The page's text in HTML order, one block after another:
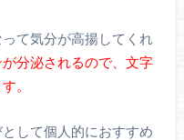
て気分が高揚してくれ
分泌されるので、文字
。
して個人的におすすめ